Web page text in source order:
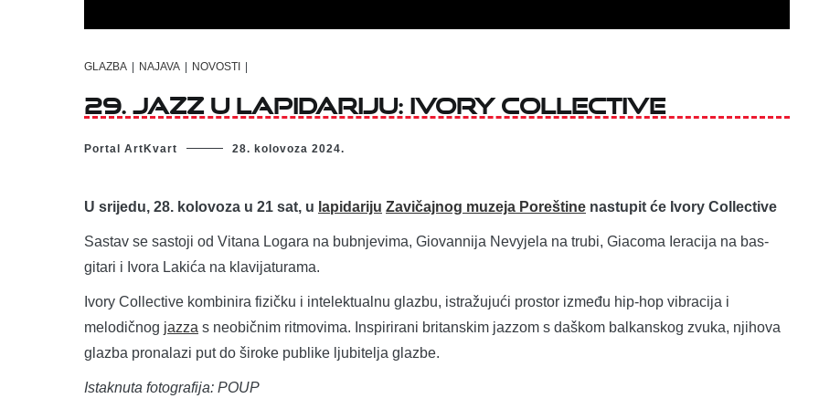
GLAZBA NAJAVA NOVOSTI
29. JAZZ U LAPIDARIJU: IVORY COLLECTIVE
Portal ArtKvart 28. kolovoza 2024.
U srijedu, 28. kolovoza u 21 sat, u lapidariju Zavičajnog muzeja Poreštine nastupit će Ivory Collective
Sastav se sastoji od Vitana Logara na bubnjevima, Giovannija Nevyjela na trubi, Giacoma Ieracija na bas-
gitari i Ivora Lakića na klavijaturama.
Ivory Collective kombinira fizičku i intelektualnu glazbu, istražujući prostor između hip-hop vibracija i
melodičnog jazza s neobičnim ritmovima. Inspirirani britanskim jazzom s daškom balkanskog zvuka, njihova
glazba pronalazi put do široke publike ljubitelja glazbe.
Istaknuta fotografija: POUP